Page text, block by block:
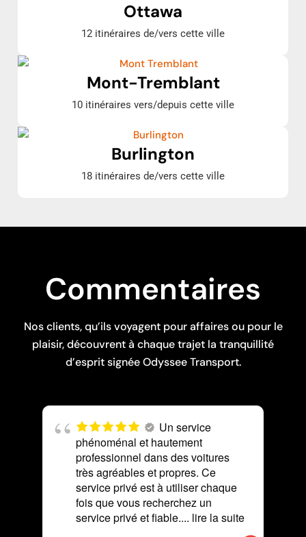
Ottawa
12 itinéraires de/vers cette ville
Mont-Tremblant
10 itinéraires vers/depuis cette ville
Burlington
18 itinéraires de/vers cette ville
Commentaires
Nos clients, qu’ils voyagent pour affaires ou pour le
plaisir, découvrent à chaque trajet la tranquillité
d’esprit signée Odyssee Transport.
Un service
phénoménal et hautement
professionnel dans des voitures
très agréables et propres. Ce
service privé est à utiliser chaque
fois que vous recherchez un
service privé et fiable.... lire la suite